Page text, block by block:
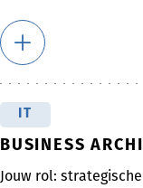
BUSINESS
Jouw rol: